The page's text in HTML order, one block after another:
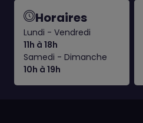
Horaires
Lundi - Vendredi
11h à 18h
Samedi - Dimanche
10h à 19h